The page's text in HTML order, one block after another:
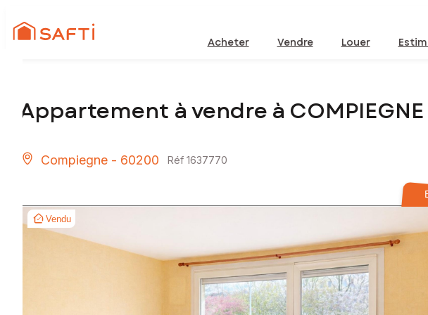
Acheter Vendre Louer
Appartement à vendre à COMPIEGNE
Compiegne - 60200 Réf 1637770
Vendu